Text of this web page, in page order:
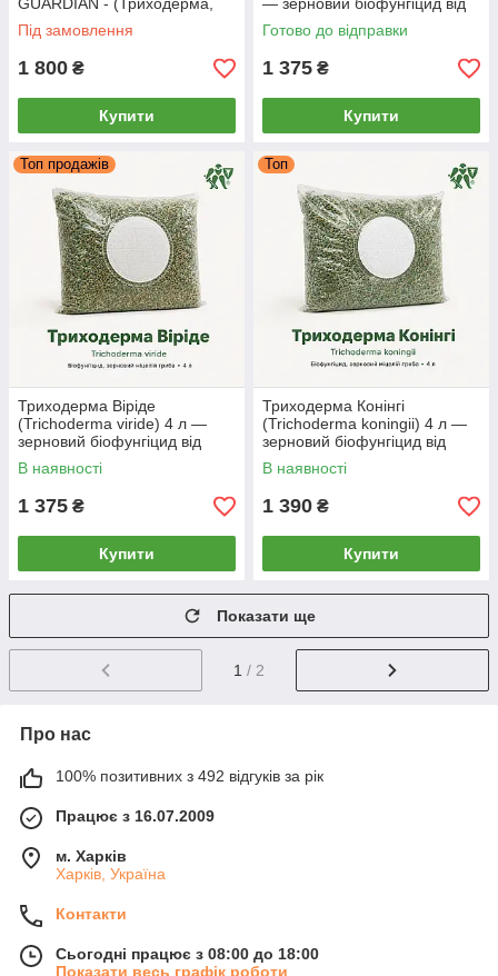
Бактерія, Прилипач)
Під замовлення
1 800 ₴
Купити
кореневих гнилей, MYCO
GUARDIAN
Готово до відправки
1 375 ₴
Купити
Топ продажів
Триходерма Віріде
(Trichoderma viride) 4 л —
зерновий біофунгіцид від
фузаріозу та гнилей, MYCO
GUARDIAN
В наявності
1 375 ₴
Купити
Топ
Триходерма Конінгі
(Trichoderma koningii) 4 л —
зерновий біофунгіцид від
ґрунтових хвороб і для
розвитку коренів, MYCO
В наявності
1 390 ₴
Купити
Показати ще
1 / 2
Про нас
100% позитивних з 492 відгуків за рік
Працює з 16.07.2009
м. Харків
Харків, Україна
Контакти
Сьогодні працює з 08:00 до 18:00
Показати весь графік роботи